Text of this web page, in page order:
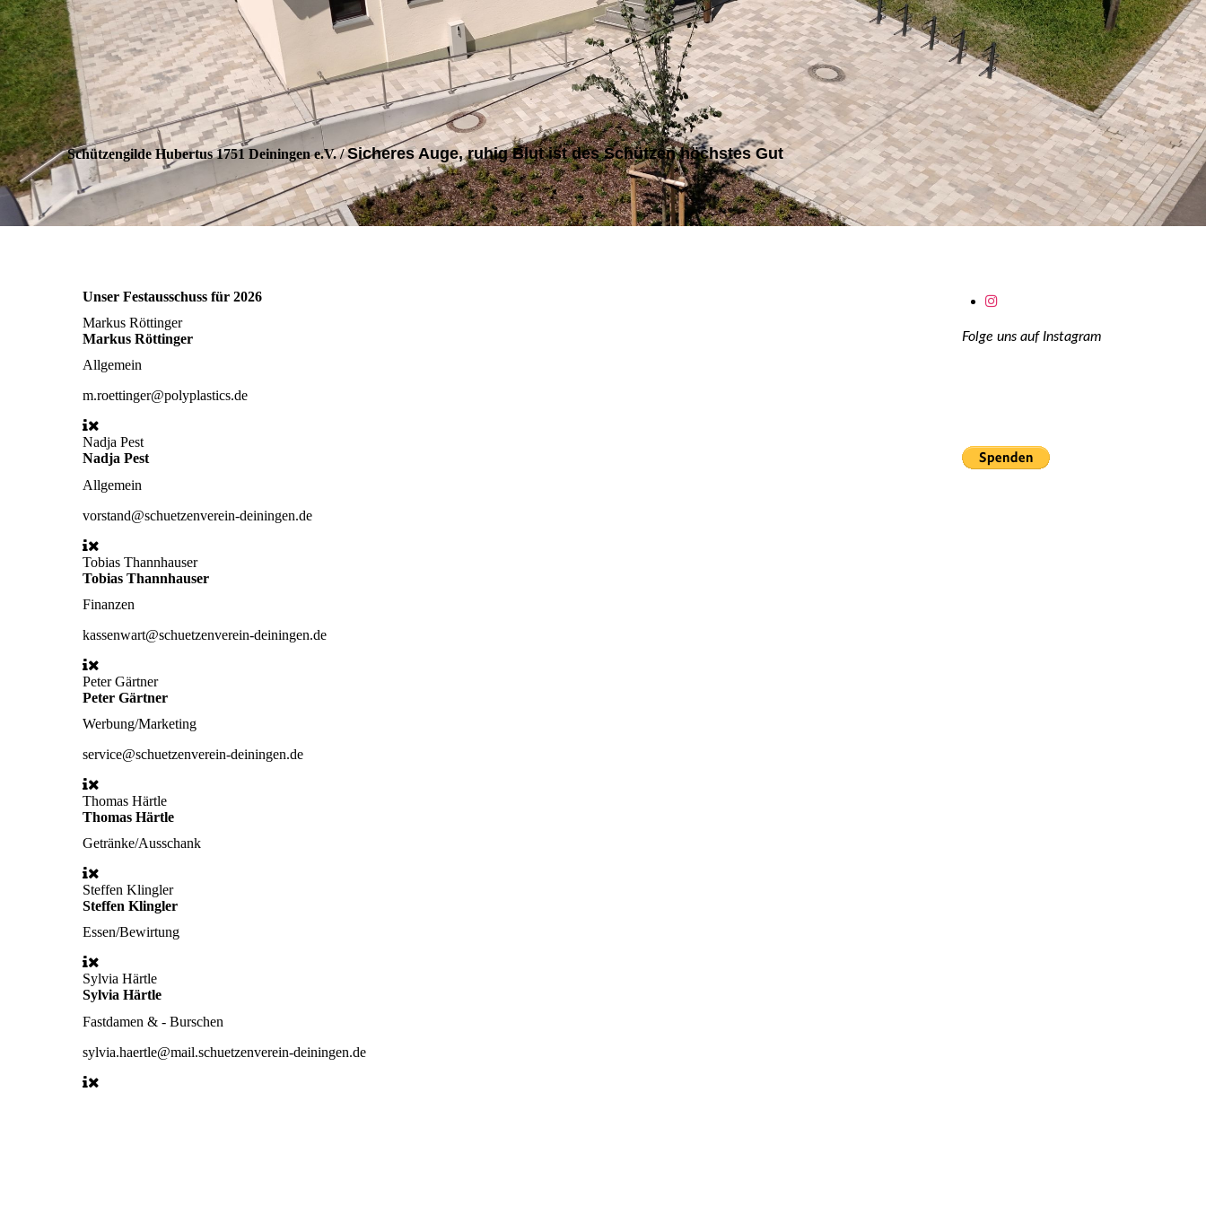
Schützengilde Hubertus 1751 Deiningen e.V./Sicheres Auge, ruhig Blut ist des Schützen höchstes Gut
Unser Festausschuss für 2026
Markus Röttinger
Markus Röttinger
Allgemein
m.roettinger@polyplastics.de
Nadja Pest
Nadja Pest
Allgemein
vorstand@schuetzenverein-deiningen.de
Tobias Thannhauser
Tobias Thannhauser
Finanzen
kassenwart@schuetzenverein-deiningen.de
Peter Gärtner
Peter Gärtner
Werbung/Marketing
service@schuetzenverein-deiningen.de
Thomas Härtle
Thomas Härtle
Getränke/Ausschank
Steffen Klingler
Steffen Klingler
Essen/Bewirtung
Sylvia Härtle
Sylvia Härtle
Fastdamen & - Burschen
sylvia.haertle@mail.schuetzenverein-deiningen.de
Folge uns auf Instagram